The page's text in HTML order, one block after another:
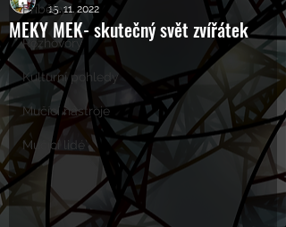
Příběhy
Rozhovory
Kulturní pohledy
Mučící nástroje
Mučící lidé
MEKY MEK- skutečný svět zvířátek
15. 11. 2022